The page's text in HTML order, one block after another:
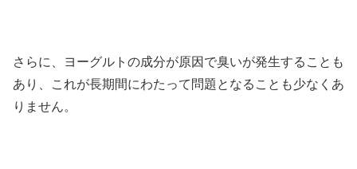
さらに、ヨーグルトの成分が原因で臭いが発生することも
あり、これが長期間にわたって問題となることも少なくあ
りません。